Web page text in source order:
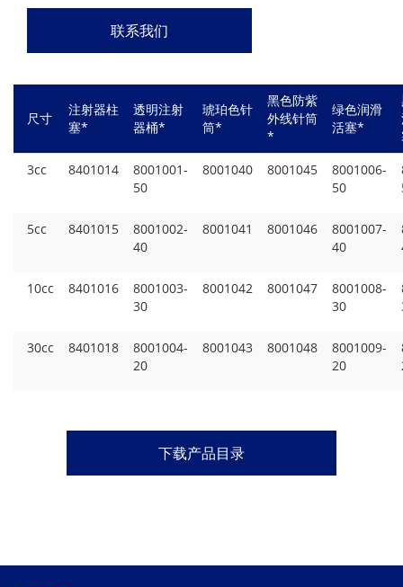
联系我们
尺寸
注射器柱
塞*
透明注射
器桶*
琥珀色针
筒*
黑色防紫
外线针筒
*
绿色润滑
活塞*
3cc
8401014
8001001-
50
8001040 8001045
8001006-
50
5cc 8401015
8001002-
40
8001041 8001046
8001007-
40
10cc 8401016
8001003-
30
8001042 8001047
8001008-
30
30cc 8401018
8001004-
20
8001043 8001048
8001009-
20
下载产品目录